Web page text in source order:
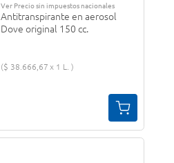
Ver Precio sin impuestos nacionales
Antitranspirante en aerosol
Dove original 150 cc.
$ 38.666,67 1 L.